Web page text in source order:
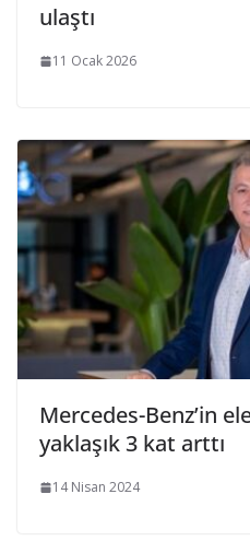
ulaştı
11 Ocak 2026
Mercedes-Benz’in
yaklaşık 3 kat arttı
14 Nisan 2024